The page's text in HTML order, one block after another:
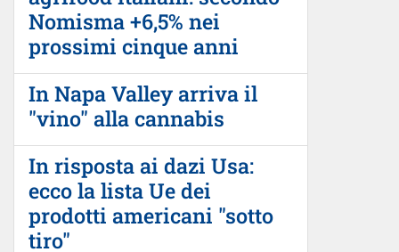
Nomisma +6,5% nei
prossimi cinque anni
In Napa Valley arriva il
"vino" alla cannabis
In risposta ai dazi Usa:
ecco la lista Ue dei
prodotti americani "sotto
tiro"